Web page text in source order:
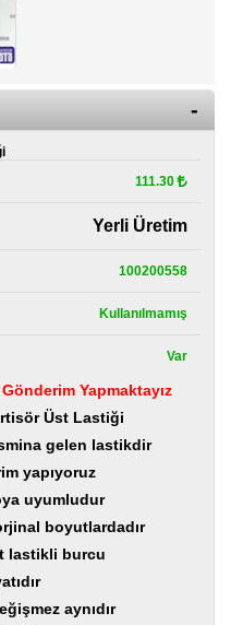
111.30
Yerli Üretim
100200558
Kullanılmamış
Var
Yapmaktayız
Üst Lastiği
gelen lastikdir
yapıyoruz
uyumludur
boyutlardadır
lastikli burcu
aynıdır